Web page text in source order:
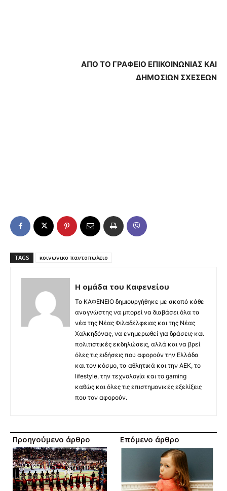
ΑΠΟ ΤΟ ΓΡΑΦΕΙΟ ΕΠΙΚΟΙΝΩΝΙΑΣ ΚΑΙ
ΔΗΜΟΣΙΩΝ ΣΧΕΣΕΩΝ
TAGS κοινωνικο παντοπωλειο
Η ομάδα του Καφενείου
Το ΚΑΦΕΝΕΙΟ δημιουργήθηκε με σκοπό κάθε
αναγνώστης να μπορεί να διαβάσει όλα τα
νέα της Νέας Φιλαδέλφειας και της Νέας
Χαλκηδόνας, να ενημερωθεί για δράσεις και
πολιτιστικές εκδηλώσεις, αλλά και να βρεί
όλες τις ειδήσεις που αφορούν την Ελλάδα
και τον κόσμο, τα αθλητικά και την ΑΕΚ, το
lifestyle, την τεχνολογία και το gaming
καθώς και όλες τις επιστημονικές εξελίξεις
που τον αφορούν.
Προηγούμενο άρθρο Επόμενο άρθρο